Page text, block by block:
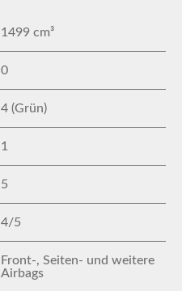
1499 cm³
0
4 (Grün)
1
5
4/5
Front-, Seiten- und weitere
Airbags